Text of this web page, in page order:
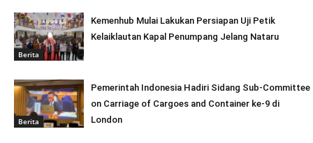
Berita
Kemenhub Mulai Lakukan Persiapan Uji Petik
Kelaiklautan Kapal Penumpang Jelang Nataru
Berita
Pemerintah Indonesia Hadiri Sidang Sub-Committee
on Carriage of Cargoes and Container ke-9 di
London